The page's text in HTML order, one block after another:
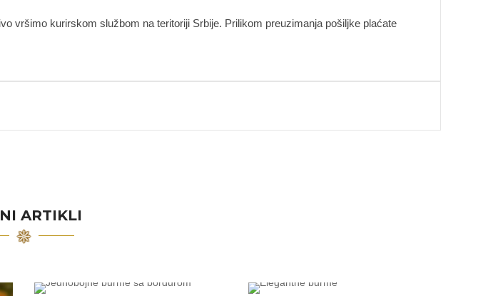
vršimo kurirskom službom na teritoriji Srbije. Prilikom preuzimanja pošiljke plaćate
ARTIKLI